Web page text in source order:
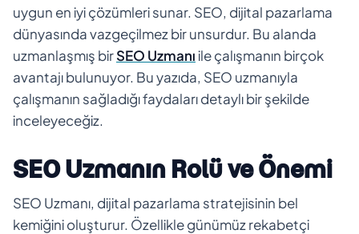
uygun en iyi çözümleri sunar. SEO, dijital pazarlama
dünyasında vazgeçilmez bir unsurdur. Bu alanda
uzmanlaşmış birSEO Uzmanıile çalışmanın birçok
avantajı bulunuyor. Bu yazıda, SEO uzmanıyla
çalışmanın sağladığı faydaları detaylı bir şekilde
inceleyeceğiz.
SEO Uzmanın Rolü ve Önemi
SEO Uzmanı, dijital pazarlama stratejisinin bel
kemiğini oluşturur. Özellikle günümüz rekabetçi